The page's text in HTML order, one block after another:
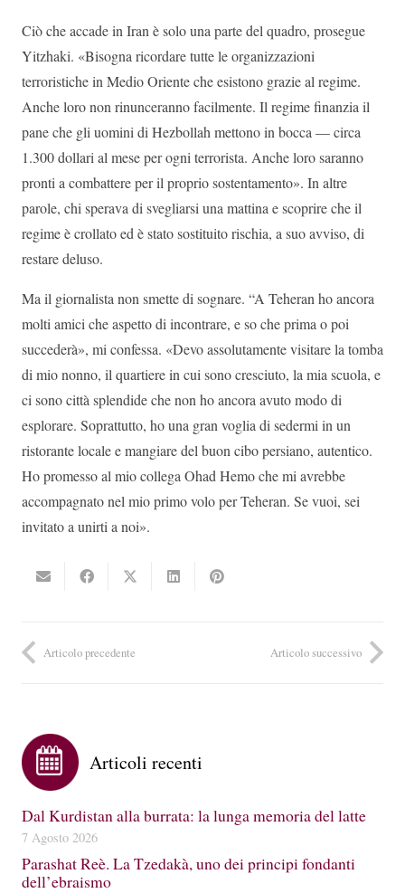
Ciò che accade in Iran è solo una parte del quadro, prosegue
Yitzhaki. «Bisogna ricordare tutte le organizzazioni
terroristiche in Medio Oriente che esistono grazie al regime.
Anche loro non rinunceranno facilmente. Il regime finanzia il
pane che gli uomini di Hezbollah mettono in bocca — circa
1.300 dollari al mese per ogni terrorista. Anche loro saranno
pronti a combattere per il proprio sostentamento». In altre
parole, chi sperava di svegliarsi una mattina e scoprire che il
regime è crollato ed è stato sostituito rischia, a suo avviso, di
restare deluso.
Ma il giornalista non smette di sognare. “A Teheran ho ancora
molti amici che aspetto di incontrare, e so che prima o poi
succederà», mi confessa. «Devo assolutamente visitare la tomba
di mio nonno, il quartiere in cui sono cresciuto, la mia scuola, e
ci sono città splendide che non ho ancora avuto modo di
esplorare. Soprattutto, ho una gran voglia di sedermi in un
ristorante locale e mangiare del buon cibo persiano, autentico.
Ho promesso al mio collega Ohad Hemo che mi avrebbe
accompagnato nel mio primo volo per Teheran. Se vuoi, sei
invitato a unirti a noi».
Articolo precedente Articolo successivo
Articoli recenti
Dal Kurdistan alla burrata: la lunga memoria del latte
7 Agosto 2026
Parashat Reè. La Tzedakà, uno dei principi fondanti
dell’ebraismo